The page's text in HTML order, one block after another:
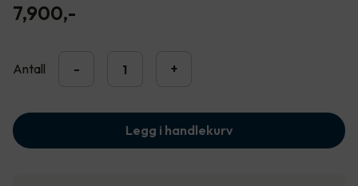
7,900,-
Antall - +
Legg i handlekurv